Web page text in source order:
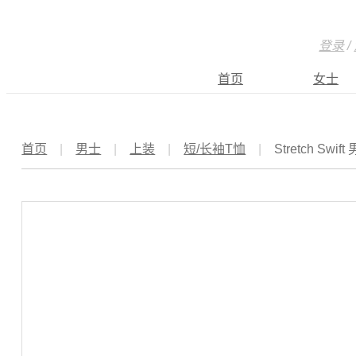
登录/
首页 女士
首页 男士 上装 短/长袖T恤 Stretch Swift